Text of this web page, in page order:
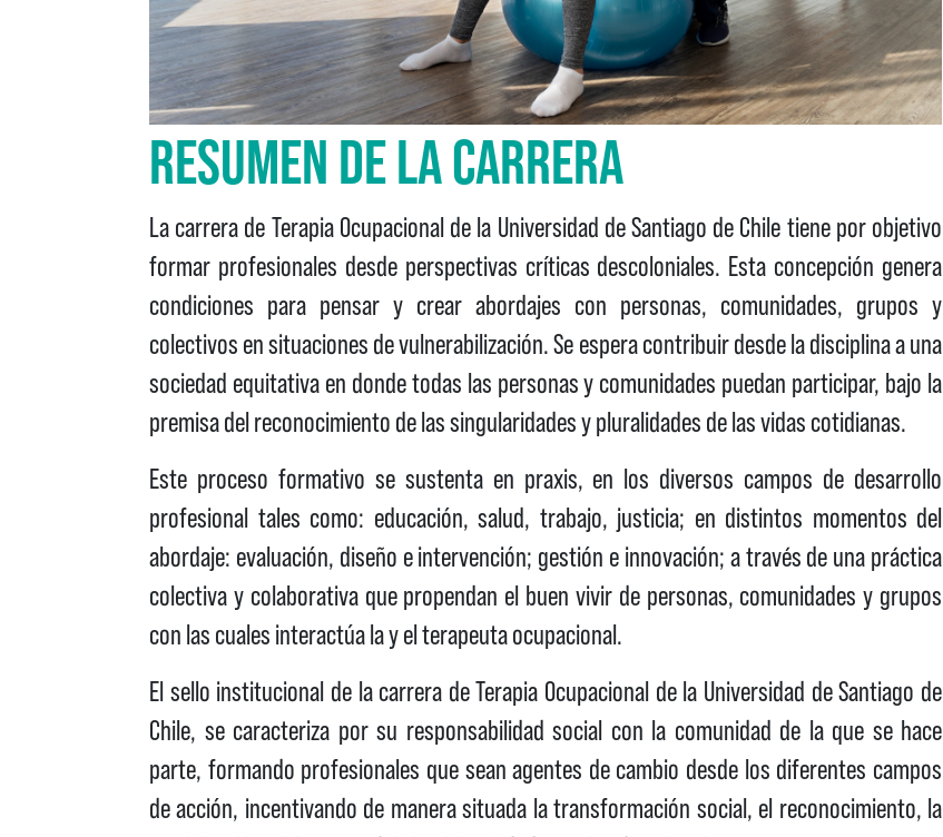
RESUMEN DE LA CARRERA
La carrera de Terapia Ocupacional de la Universidad de Santiago de Chile tiene por objetivo
formar profesionales desde perspectivas críticas descoloniales. Esta concepción genera
condiciones para pensar y crear abordajes con personas, comunidades, grupos y
colectivos en situaciones de vulnerabilización. Se espera contribuir desde la disciplina a una
sociedad equitativa en donde todas las personas y comunidades puedan participar, bajo la
premisa del reconocimiento de las singularidades y pluralidades de las vidas cotidianas.
Este proceso formativo se sustenta en praxis, en los diversos campos de desarrollo
profesional tales como: educación, salud, trabajo, justicia; en distintos momentos del
abordaje: evaluación, diseño e intervención; gestión e innovación; a través de una práctica
colectiva y colaborativa que propendan el buen vivir de personas, comunidades y grupos
con las cuales interactúa la y el terapeuta ocupacional.
El sello institucional de la carrera de Terapia Ocupacional de la Universidad de Santiago de
Chile, se caracteriza por su responsabilidad social con la comunidad de la que se hace
parte, formando profesionales que sean agentes de cambio desde los diferentes campos
de acción, incentivando de manera situada la transformación social, el reconocimiento, la